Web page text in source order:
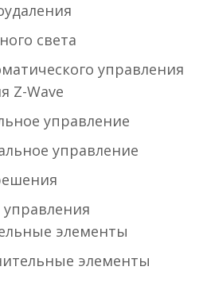
света
управления
Z-Wave
управление
управление
элементы
элементы